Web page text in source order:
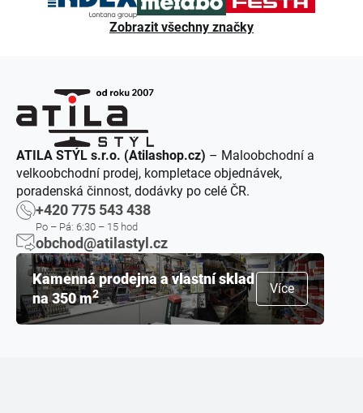
Zobrazit všechny značky
ATILA STÝL s.r.o. (Atilashop.cz) – Maloobchodní a
velkoobchodní prodej, kompletace objednávek,
poradenská činnost, dodávky po celé ČR.
+420 775 543 438
Po – Pá: 6:30 – 15 hod
obchod@atilastyl.cz
Kamenná prodejna a vlastní sklad
na 350 m2 Více